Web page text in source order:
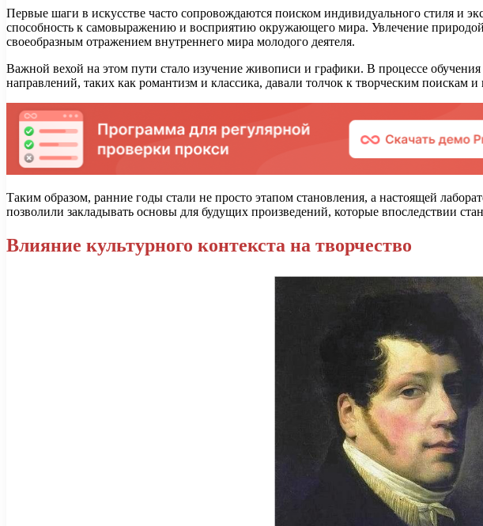
Первые шаги в искусстве часто сопровождаются поиском индивидуального стиля и
способность к самовыражению и восприятию окружающего мира. Увлечение
своеобразным отражением внутреннего мира молодого деятеля.
Важной вехой на этом пути стало изучение живописи и графики. В процессе
направлений, таких как романтизм и классика, давали толчок к творческим поискам
Таким образом, ранние годы стали не просто этапом становления, а настоящей
позволили закладывать основы для будущих произведений, которые впоследствии
Влияние культурного контекста на творчество